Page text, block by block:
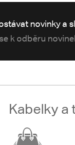
novinky a
k odběru
Kabelky a